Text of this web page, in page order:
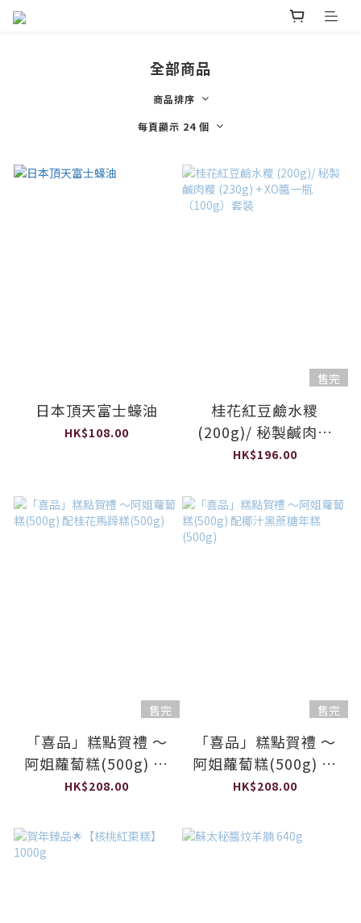
全部商品
商品排序
每頁顯示 24 個
日本頂天富士蠔油
HK$108.00
售完
桂花紅豆鹼水糭
(200g)/ 秘製鹹肉糭
(230g) + XO醬一瓶
HK$196.00
售完
「喜品」糕點賀禮 ～
阿姐蘿蔔糕(500g) 配
桂花馬蹄糕(500g)
HK$208.00
售完
「喜品」糕點賀禮 ～
阿姐蘿蔔糕(500g) 配
椰汁黑蔗糖年糕
HK$208.00